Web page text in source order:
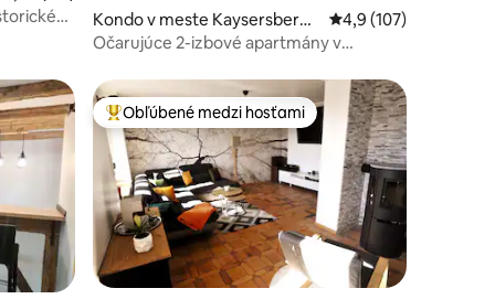
289
Kondo v meste Kaysersberg-
Vignoble
Priemerné
4,9 (107)
Očarujúce 2-izbové apartmány v
Najobľúbenejšie medzi hosťami
Obľúbené medzi hosťami